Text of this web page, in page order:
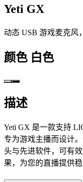
Yeti GX
动态 USB 游戏麦克风
颜色 白色
描述
Yeti GX 是一款支持
专为游戏主播而设计
头与先进软件，可有
果，为您的直播提供